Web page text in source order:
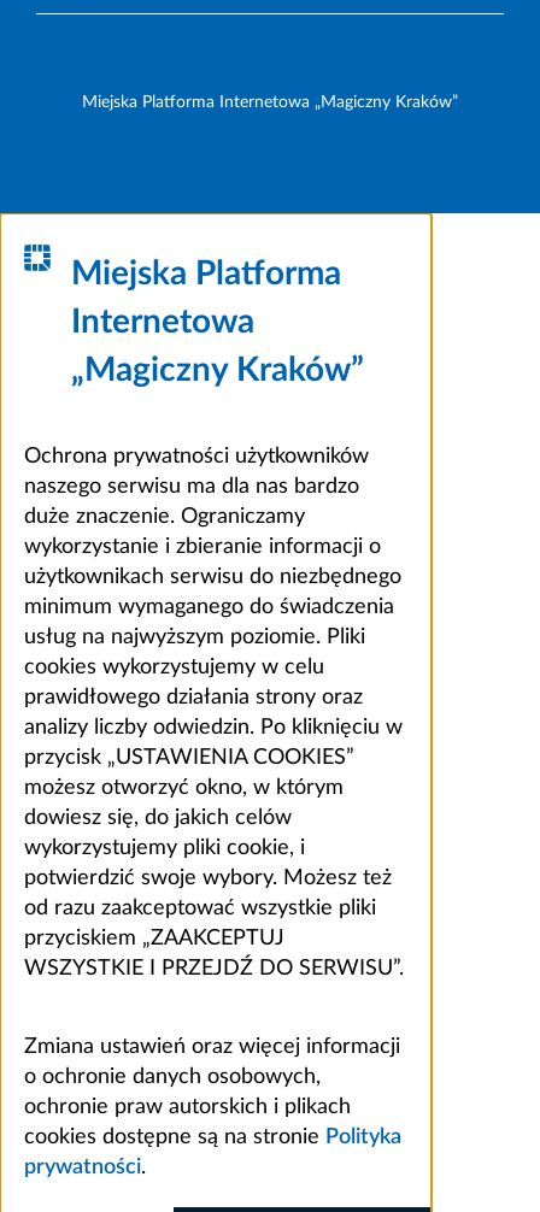
Miejska Platforma Internetowa „Magiczny Kraków”
Miejska Platforma
Internetowa
„Magiczny Kraków”
Ochrona prywatności użytkowników
naszego serwisu ma dla nas bardzo
duże znaczenie. Ograniczamy
wykorzystanie i zbieranie informacji o
użytkownikach serwisu do niezbędnego
minimum wymaganego do świadczenia
usług na najwyższym poziomie. Pliki
cookies wykorzystujemy w celu
prawidłowego działania strony oraz
analizy liczby odwiedzin. Po kliknięciu w
przycisk „USTAWIENIA COOKIES”
możesz otworzyć okno, w którym
dowiesz się, do jakich celów
wykorzystujemy pliki cookie, i
potwierdzić swoje wybory. Możesz też
od razu zaakceptować wszystkie pliki
przyciskiem „ZAAKCEPTUJ
WSZYSTKIE I PRZEJDŹ DO SERWISU”.
Zmiana ustawień oraz więcej informacji
o ochronie danych osobowych,
ochronie praw autorskich i plikach
cookies dostępne są na stronie Polityka
prywatności.